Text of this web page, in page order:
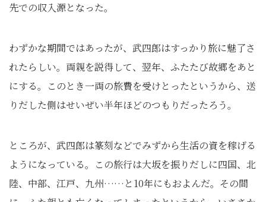
先での収入源となった。
わずかな期間ではあったが、武四郎はすっかり旅に魅了さ
れたらしい。両親を説得して、翌年、ふたたび故郷をあと
にする。このとき一両の旅費を受けとったというから、送
りだした側はせいぜい半年ほどのつもりだったろう。
ところが、武四郎は篆刻などでみずから生活の資を稼げる
ようになっている。この旅行は大坂を振りだしに四国、北
陸、中部、江戸、九州……と10年にもおよんだ。その間